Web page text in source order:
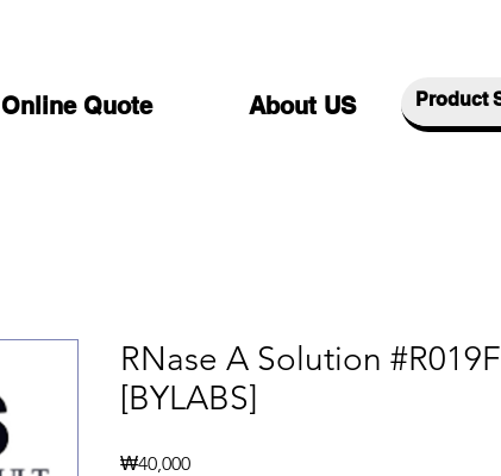
Online Quote About US
RNase A Solution #R019F
[BYLABS]
₩40,000가